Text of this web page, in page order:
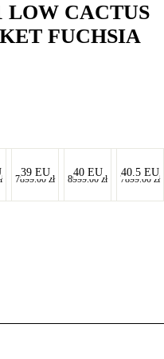
LOW CACTUS
FUCHSIA
-
39 EU
-
7899.00zł
-
40 EU
-
8999.00zł
-
40.5 EU
-
7899.00zł